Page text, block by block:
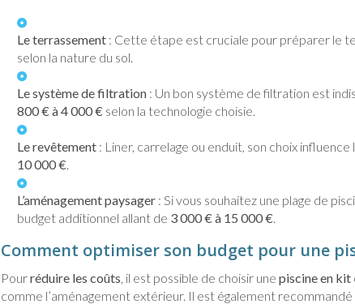
Le terrassement : Cette étape est cruciale pour préparer le
selon la nature du sol.
Le système de filtration : Un bon système de filtration est
800 € à 4 000 € selon la technologie choisie.
Le revêtement : Liner, carrelage ou enduit, son choix
10 000 €.
L’aménagement paysager : Si vous souhaitez une plage de
budget additionnel allant de 3 000 € à 15 000 €.
Comment optimiser son budget pour une
Pourréduire les coûts , il est possible de choisir une piscine en kit
comme l’aménagement extérieur. Il est également recommandé